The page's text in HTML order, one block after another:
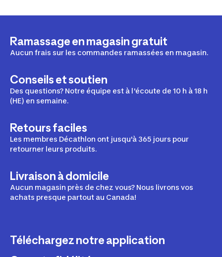
Ramassage en magasin gratuit
Aucun frais sur les commandes ramassées en magasin.
Conseils et soutien
Des questions? Notre équipe est à l'écoute de 10 h à 18 h
(HE) en semaine.
Retours faciles
Les membres Décathlon ont jusqu'à 365 jours pour
retourner leurs produits.
Livraison à domicile
Aucun magasin près de chez vous? Nous livrons vos
achats presque partout au Canada!
Téléchargez notre application